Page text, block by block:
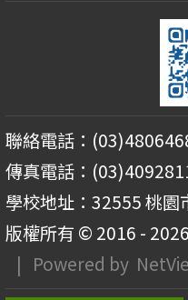
聯絡電話：
傳真電話：
學校地址：32555 桃園
版權所有 © 2016 - 2026
| Powered by